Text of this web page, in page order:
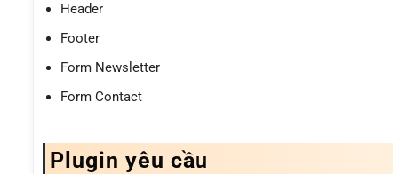
Header
Footer
Form Newsletter
Form Contact
Plugin yêu cầu